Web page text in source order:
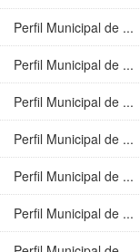
Perfil Municipal de ...
Perfil Municipal de ...
Perfil Municipal de ...
Perfil Municipal de ...
Perfil Municipal de ...
Perfil Municipal de ...